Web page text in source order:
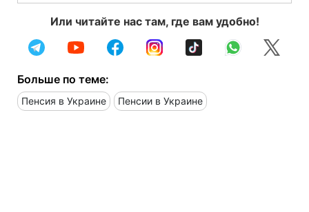
Или читайте нас там, где вам удобно!
Больше по теме:
Пенсия в Украине Пенсии в Украине